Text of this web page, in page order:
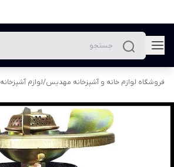
فروشگاه لوازم خانه و آشپزخانه مهدیس/لوازم آشپزخانه